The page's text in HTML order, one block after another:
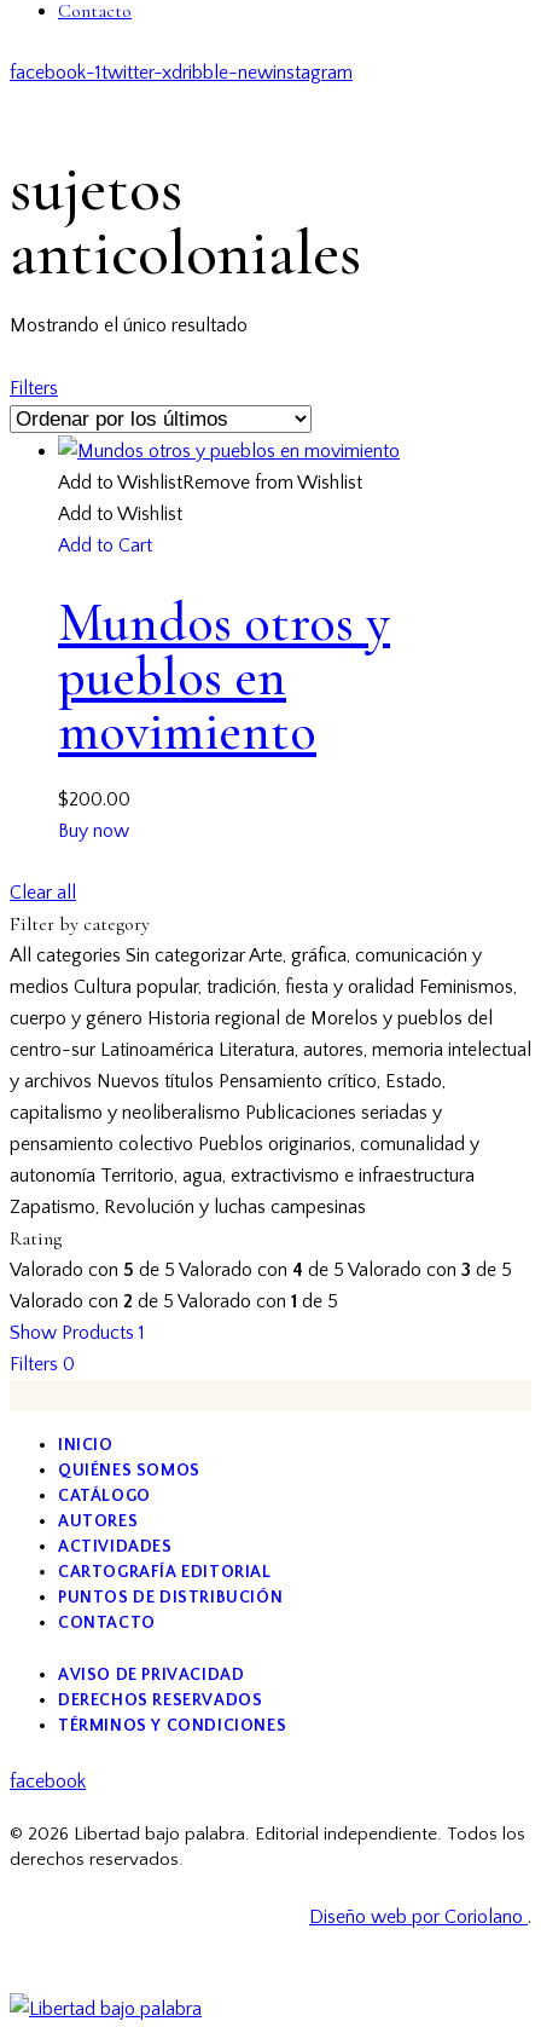
Contacto
facebook-1twitter-xdribble-newinstagram
sujetos
anticoloniales
Mostrando el único resultado
Filters
Add to WishlistRemove from Wishlist
Add to Wishlist
Add to Cart
Mundos otros y
pueblos en
movimiento
$200.00
Buy now
Clear all
Filter by category
All categories Sin categorizarArte, gráfica, comunicación y
medios Cultura popular, tradición, fiesta y oralidad Feminismos,
cuerpo y género Historia regional de Morelos y pueblos del
centro-sur Latinoamérica Literatura, autores, memoria intelectual
y archivos Nuevos títulos Pensamiento crítico, Estado,
capitalismo y neoliberalismo Publicaciones seriadas y
pensamiento colectivo Pueblos originarios, comunalidad y
autonomía Territorio, agua, extractivismo e infraestructura
Zapatismo, Revolución y luchas campesinas
Rating
Valorado con 5 de 5 Valorado con 4 de 5 Valorado con 3 de 5
Valorado con 2 de 5 Valorado con 1 de 5
Show Products 1
Filters 0
INICIO
QUIÉNES SOMOS
CATÁLOGO
AUTORES
ACTIVIDADES
CARTOGRAFÍA EDITORIAL
PUNTOS DE DISTRIBUCIÓN
CONTACTO
AVISO DE PRIVACIDAD
DERECHOS RESERVADOS
TÉRMINOS Y CONDICIONES
facebook
© 2026 Libertad bajo palabra. Editorial independiente. Todos los
derechos reservados.
Diseño web por Coriolano .